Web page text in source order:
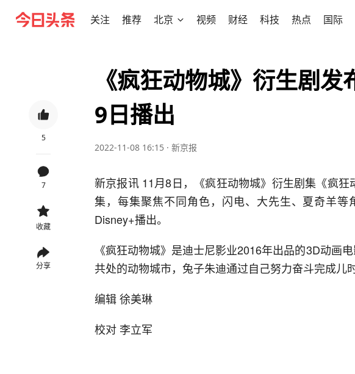
关注 推荐 北京 视频 财经 科技 热点 国际
5
7
收藏
分享
《疯狂动物城》衍生剧
9日播出
2022-11-08 16:15 · 新京报
新京报讯 11月8日，《疯狂动物城》衍生剧集《疯
集，每集聚焦不同角色，闪电、大先生、夏奇羊
Disney+播出。
《疯狂动物城》是迪士尼影业2016年出品的3D动画
共处的动物城市，兔子朱迪通过自己努力奋斗完成儿
编辑 徐美琳
校对 李立军